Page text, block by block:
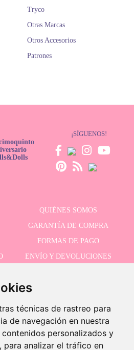
técnicas de rastreo para
de navegación en nuestra
personalizados y
para analizar el tráfico en
Tryco
Otras Marcas
Otros Accesorios
Patrones
¡SÍGUENOS!
QUIÉNES SOMOS
GARANTÍA DE COMPRA
FORMAS DE PAGO
ENVÍO Y DEVOLUCIONES
ÚLTIMAS NOVEDADES